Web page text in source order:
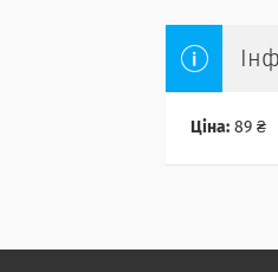
Ціна: 89 ₴